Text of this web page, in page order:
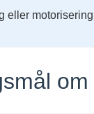
eller